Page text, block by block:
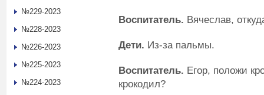
Воспитатель. Вячеслав,
Дети. Из-за пальмы.
Воспитатель. Егор, положи
крокодил?
№229-2023
№228-2023
№226-2023
№225-2023
№224-2023